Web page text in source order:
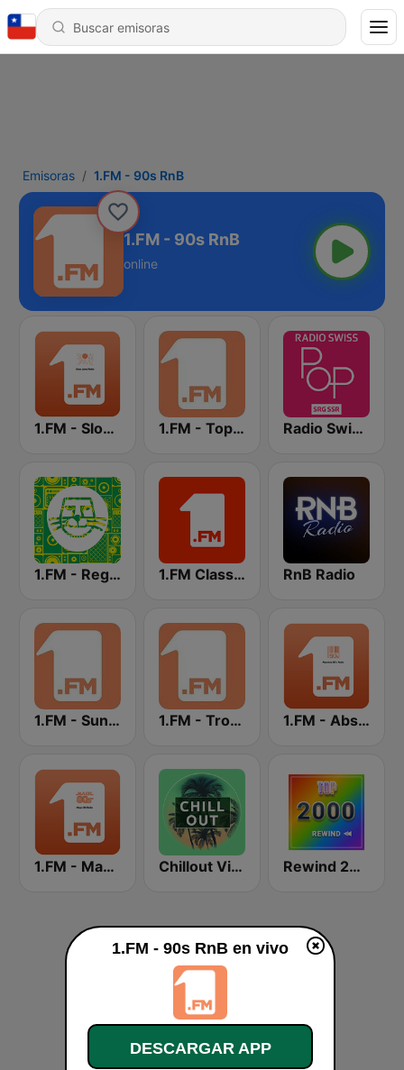
Emisoras 1.FM - 90s RnB
1.FM - 90s RnB
online
1.FM - Slow Jamz 1.FM - Top 40 Radio Swiss Pop
1.FM - Reggae 1.FM Classic Rock RnB Radio
1.FM - Sunshine 1.FM - Tropical House 1.FM - Absolute 90s
1.FM - Magic 80 Chillout Vibes Rewind 2000's
1.FM - 90s RnB en vivo
DESCARGAR APP